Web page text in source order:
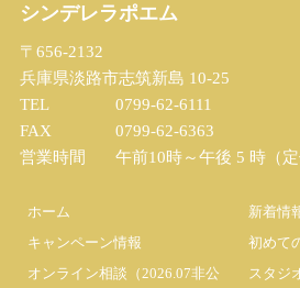
シンデレラポエム
〒656-2132
兵庫県淡路市志筑新島 10-25
TEL
0799-62-6111
FAX
0799-62-6363
営業時間
午前10時～午後 5 時（定
ホーム
新着情
キャンペーン情報
初めて
オンライン相談（2026.07非公
スタジ